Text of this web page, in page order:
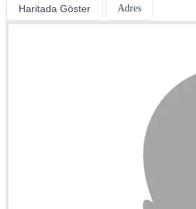
Haritada Göster Adres